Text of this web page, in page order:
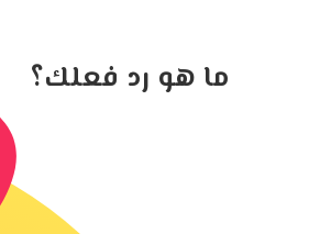
ما هو رد فعلك؟